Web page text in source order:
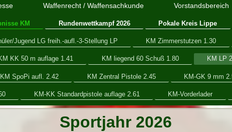
Waffenrecht / Waffensachkunde Vorstandsbereich
KM Rundenwettkampf 2026 Pokale Kreis Lippe
Jugend LG freih.-aufl.-3-Stellung LP KM Zimmerstutzen 1.30
KK 50 m auflage 1.41 KM liegend 60 Schuß 1.80 KM LP
KM SpoPi aufl. 2.42 KM Zentral Pistole 2.45 KM-GK 9 mm
KM-KK Standardpistole auflage 2.61 KM-Vorderlader
Sportjahr 2026